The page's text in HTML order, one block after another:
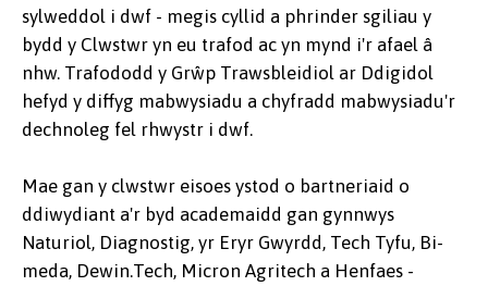
sylweddol i dwf - megis cyllid a phrinder sgiliau y
bydd y Clwstwr yn eu trafod ac yn mynd i'r afael â
nhw. Trafododd y Grŵp Trawsbleidiol ar Ddigidol
hefyd y diffyg mabwysiadu a chyfradd mabwysiadu'r
dechnoleg fel rhwystr i dwf.
Mae gan y clwstwr eisoes ystod o bartneriaid o
ddiwydiant a'r byd academaidd gan gynnwys
Naturiol, Diagnostig, yr Eryr Gwyrdd, Tech Tyfu, Bi-
meda, Dewin.Tech, Micron Agritech a Henfaes -